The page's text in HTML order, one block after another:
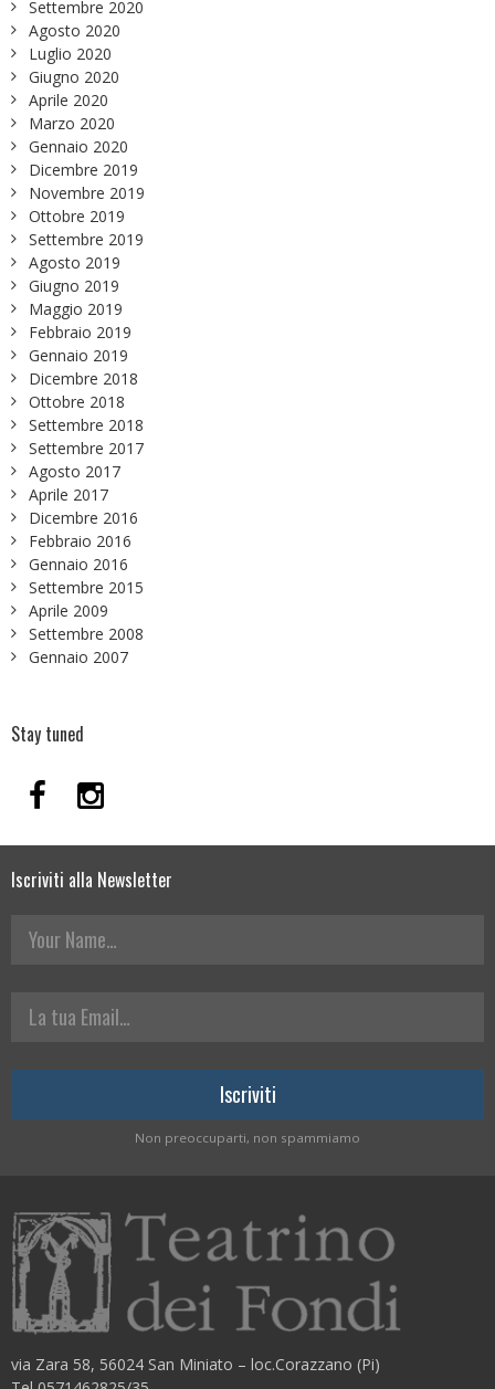
Settembre 2020
Agosto 2020
Luglio 2020
Giugno 2020
Aprile 2020
Marzo 2020
Gennaio 2020
Dicembre 2019
Novembre 2019
Ottobre 2019
Settembre 2019
Agosto 2019
Giugno 2019
Maggio 2019
Febbraio 2019
Gennaio 2019
Dicembre 2018
Ottobre 2018
Settembre 2018
Settembre 2017
Agosto 2017
Aprile 2017
Dicembre 2016
Febbraio 2016
Gennaio 2016
Settembre 2015
Aprile 2009
Settembre 2008
Gennaio 2007
Stay tuned
Iscriviti alla Newsletter
Your Name
La tua Email
Non preoccuparti, non spammiamo
via Zara 58, 56024 San Miniato – loc.Corazzano (Pi)